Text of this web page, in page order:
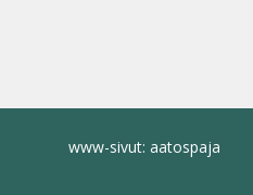
www-sivut: aatospaja